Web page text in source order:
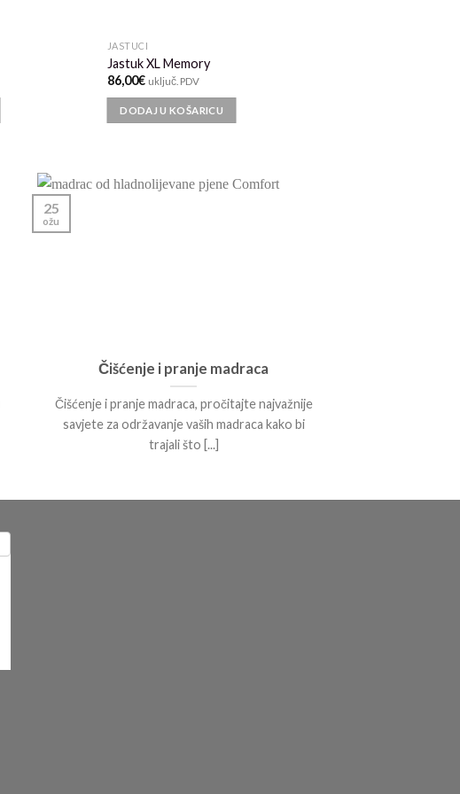
JASTUCI
Jastuk XL Memory
86,00€ uključ. PDV
DODAJ U KOŠARICU
Čišćenje i pranje madraca
Čišćenje i pranje madraca, pročitajte najvažnije
savjete za održavanje vaših madraca kako bi
trajali što [...]
25
ožu